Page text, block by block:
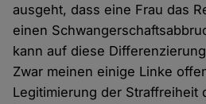
ausgeht, dass eine Frau das
einen
kann auf diese
Zwar meinen einige Linke
Legitimierung der Straffreiheit